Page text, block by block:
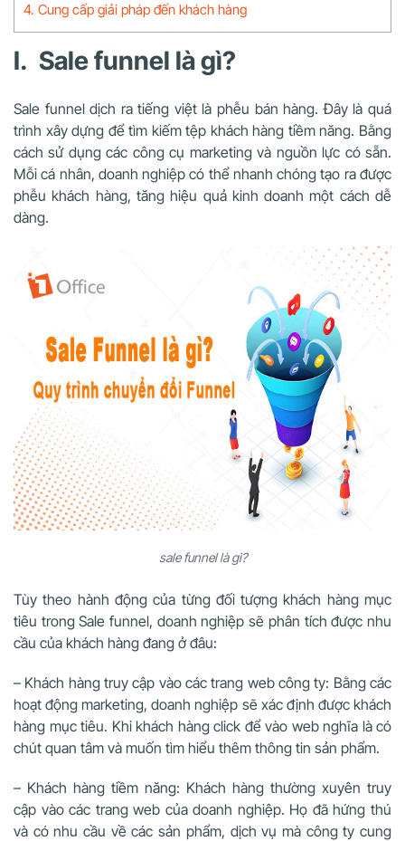
4. Cung cấp giải pháp đến khách hàng
I. Sale funnel là gì?
Sale funnel dịch ra tiếng việt là phễu bán hàng. Đây là quá
trình xây dựng để tìm kiếm tệp khách hàng tiềm năng. Bằng
cách sử dụng các công cụ marketing và nguồn lực có sẵn.
Mỗi cá nhân, doanh nghiệp có thể nhanh chóng tạo ra được
phễu khách hàng, tăng hiệu quả kinh doanh một cách dễ
dàng.
sale funnel là gì?
Tùy theo hành động của từng đối tượng khách hàng mục
tiêu trong Sale funnel, doanh nghiệp sẽ phân tích được nhu
cầu của khách hàng đang ở đâu:
– Khách hàng truy cập vào các trang web công ty: Bằng các
hoạt động marketing, doanh nghiệp sẽ xác định được khách
hàng mục tiêu. Khi khách hàng click để vào web nghĩa là có
chút quan tâm và muốn tìm hiểu thêm thông tin sản phẩm.
– Khách hàng tiềm năng: Khách hàng thường xuyên truy
cập vào các trang web của doanh nghiệp. Họ đã hứng thú
và có nhu cầu về các sản phẩm, dịch vụ mà công ty cung